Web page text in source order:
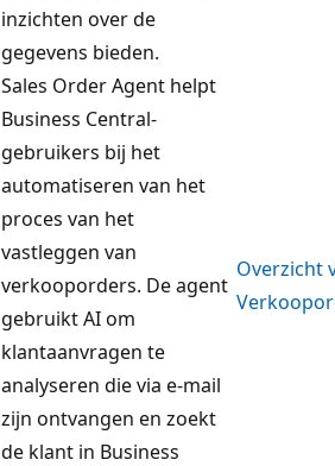
inzichten over de
gegevens bieden.
Sales Order Agent helpt
Business Central-
gebruikers bij het
automatiseren van het
proces van het
vastleggen van
verkooporders. De agent
gebruikt AI om
klantaanvragen te
analyseren die via e-mail
zijn ontvangen en zoekt
de klant in Business
Overzicht